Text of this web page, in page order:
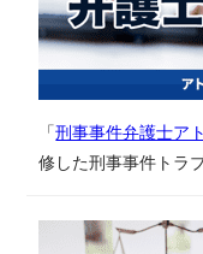
「刑事事件弁護士ア
修した刑事事件トラ